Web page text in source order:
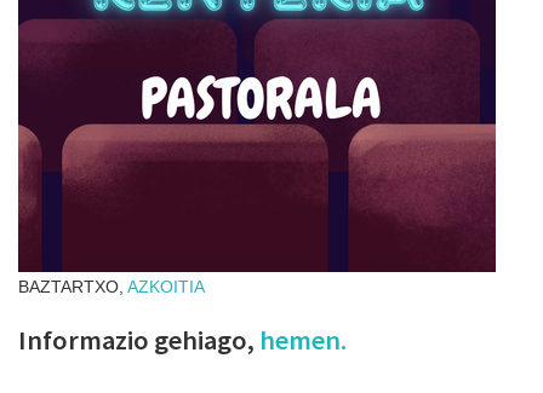
BAZTARTXO, AZKOITIA
Informazio gehiago, hemen.